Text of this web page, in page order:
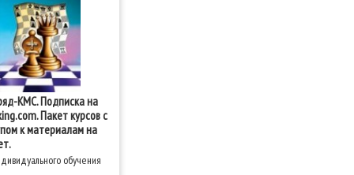
КМС. Подписка на
Пакет курсов с
к материалам на
обучения